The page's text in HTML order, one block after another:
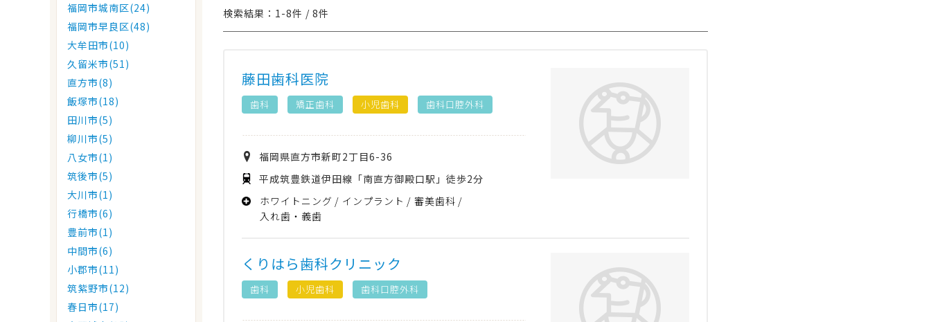
福岡市城南区(24)
福岡市早良区(48)
大牟田市(10)
久留米市(51)
直方市(8)
飯塚市(18)
田川市(5)
柳川市(5)
八女市(1)
筑後市(5)
大川市(1)
行橋市(6)
豊前市(1)
中間市(6)
小郡市(11)
筑紫野市(12)
春日市(17)
検索結果：1-8件 / 8件
藤田歯科医院
歯科 矯正歯科 小児歯科 歯科口腔外科
福岡県直方市新町2丁目6-36
平成筑豊鉄道伊田線「南直方御殿口駅」徒歩2分
ホワイトニング
インプラント
審美歯科
入れ歯・義歯
くりはら歯科クリニック
歯科 小児歯科 歯科口腔外科